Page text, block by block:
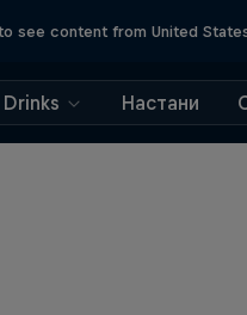
see content from United
Настани